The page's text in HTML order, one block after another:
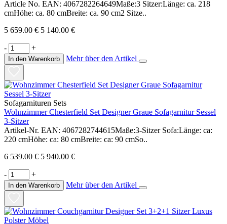
Article No. EAN: 4067282264649Maße:3 Sitzer:Länge: ca. 218
cmHöhe: ca. 80 cmBreite: ca. 90 cm2 Sitze..
5 659.00 € 5 140.00 €
- +
In den Warenkorb Mehr über den Artikel
Sofagarnituren Sets
Wohnzimmer Chesterfield Set Designer Graue Sofagarnitur Sessel
3-Sitzer
Artikel-Nr. EAN: 4067282744615Maße:3-Sitzer Sofa:Länge: ca:
220 cmHöhe: ca: 80 cmBreite: ca: 90 cmSo..
6 539.00 € 5 940.00 €
- +
In den Warenkorb Mehr über den Artikel